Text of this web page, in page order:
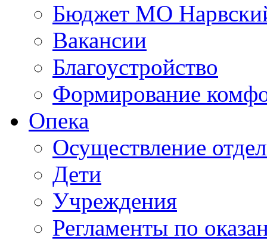
Бюджет МО
Вакансии
Благоустройство
Формирование
Опека
Осуществление
Дети
Учреждения
Регламенты по